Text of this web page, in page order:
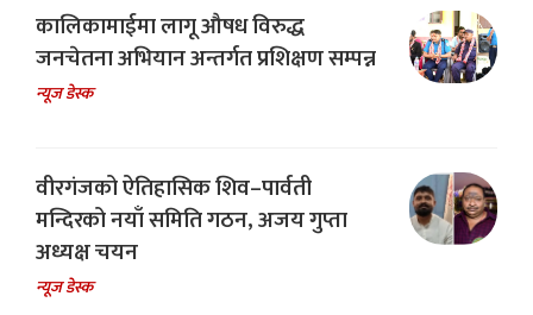
कालिकामाईमा लागू औषध विरुद्ध
जनचेतना अभियान अन्तर्गत प्रशिक्षण सम्पन्न
न्यूज डेस्क
वीरगंजको ऐतिहासिक शिव–पार्वती
मन्दिरको नयाँ समिति गठन, अजय गुप्ता
अध्यक्ष चयन
न्यूज डेस्क